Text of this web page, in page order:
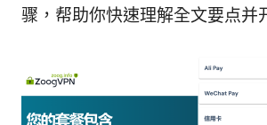
骤，帮助你快速理解全文要点并